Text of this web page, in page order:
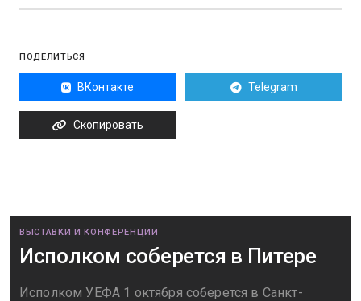
ПОДЕЛИТЬСЯ
ВКонтакте Telegram
Скопировать
ВЫСТАВКИ И КОНФЕРЕНЦИИ
Исполком соберется в Питере
Исполком УЕФА 1 октября соберется в Санкт-